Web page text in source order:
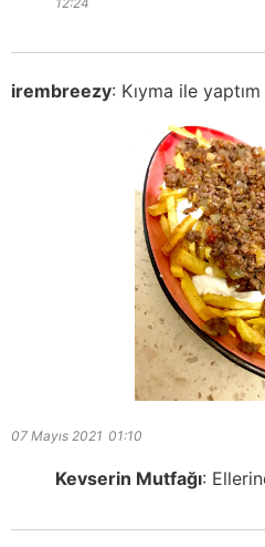
irembreezy: Kıyma ile
07 Mayıs 2021 01:10
Kevserin Mutfağı: